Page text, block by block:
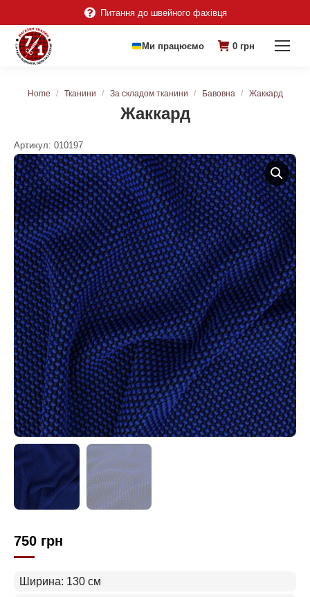
Питання до швейного фахівця
Ми працюємо 0 грн
Жаккард
You are here:
Home Тканини За складом тканини Бавовна Жаккард
Артикул: 010197
750 грн
Ширина: 130 см